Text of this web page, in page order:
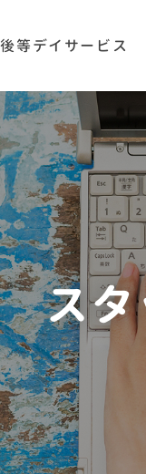
等デイサービス
ス